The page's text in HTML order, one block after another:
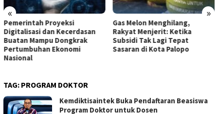
« »
Pemerintah Proyeksi
Digitalisasi dan Kecerdasan
Buatan Mampu Dongkrak
Pertumbuhan Ekonomi
Nasional
Gas Melon Menghilang,
Rakyat Menjerit: Ketika
Subsidi Tak Lagi Tepat
Sasaran di Kota Palopo
TAG: PROGRAM DOKTOR
Kemdiktisaintek Buka Pendaftaran Beasiswa
Program Doktor untuk Dosen